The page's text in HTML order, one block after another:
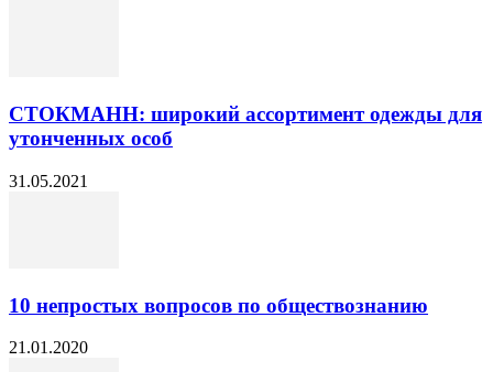
СТОКМАНН: широкий ассортимент одежды для
утонченных особ
31.05.2021
10 непростых вопросов по обществознанию
21.01.2020